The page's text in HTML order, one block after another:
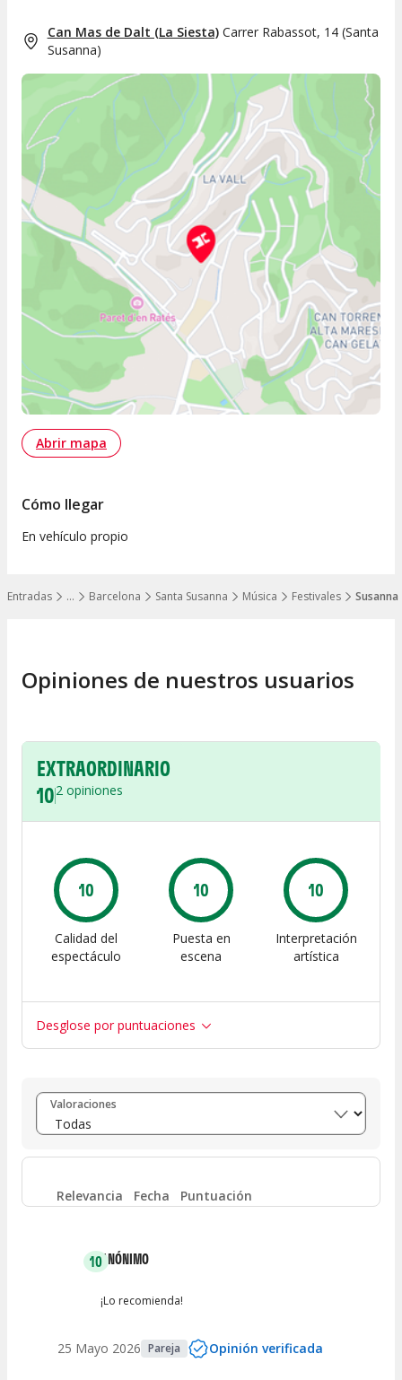
…
Mostrar todos los niveles
Entradas Barcelona Santa Susanna Música Festivales Susanna
Can Mas de Dalt (La Siesta) Carrer Rabassot, 14(Santa
Susanna)
Abrir mapa
Cómo llegar
En vehículo propio
Opiniones de nuestros usuarios
EXTRAORDINARIO
102 opiniones
10
Calidad del
espectáculo
10
Puesta en
escena
10
Interpretación
artística
Desglose por puntuaciones
Entre 8 y 10 (2)
Entre 6 y 8 (0)
Entre 4 y 6 0
Valoraciones
Relevancia Fecha Puntuación
10ANÓNIMO
¡Lo recomienda!
25 Mayo 2026 Pareja Opinión verificada